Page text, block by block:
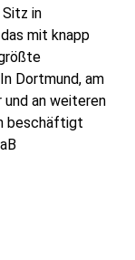
in
mit knapp
Dortmund, am
an weiteren
beschäftigt